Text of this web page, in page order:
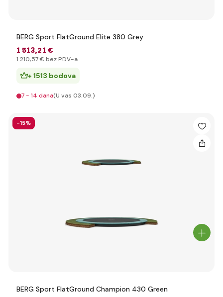
BERG Sport FlatGround Elite 380 Grey
1 513,21 €
1 210,57 € bez PDV-a
+ 1513 bodova
7 - 14 dana(U vas 03.09.)
-15%
BERG Sport FlatGround Champion 430 Green